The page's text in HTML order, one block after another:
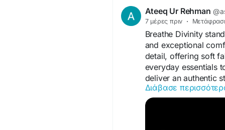
https://
home-furniture-
Ateeq Ur Rehman
7 μέρες πριν ·
Breathe Divinity
and exceptional
detail, offering soft
everyday essentials
deliver an authentic
https://
Διάβασε